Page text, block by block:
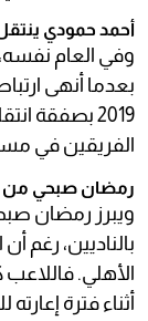
أحمد حمودي ينتقل
وفي العام
بعدما أنهى
2019 بصفقة
الفريقين في
رمضان صبحي من
ويبرز رمضان
بالناديين، رغم
الأهلي.
أثناء فترة